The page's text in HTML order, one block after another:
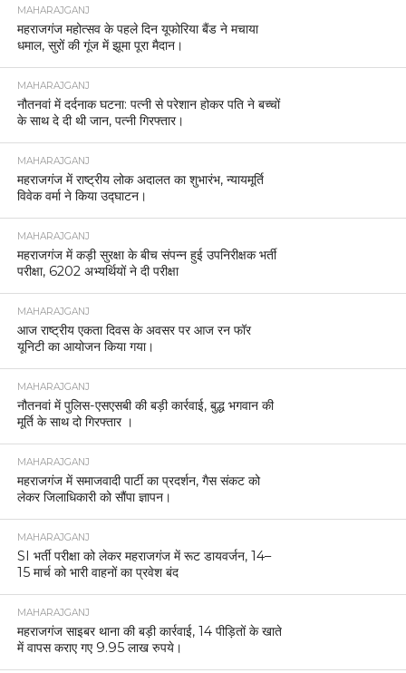
MAHARAJGANJ
महराजगंज महोत्सव के पहले दिन यूफोरिया बैंड ने मचाया
धमाल, सुरों की गूंज में झूमा पूरा मैदान।
MAHARAJGANJ
नौतनवां में दर्दनाक घटना: पत्नी से परेशान होकर पति ने बच्चों
के साथ दे दी थी जान, पत्नी गिरफ्तार।
MAHARAJGANJ
महराजगंज में राष्ट्रीय लोक अदालत का शुभारंभ, न्यायमूर्ति
विवेक वर्मा ने किया उद्घाटन।
MAHARAJGANJ
महराजगंज में कड़ी सुरक्षा के बीच संपन्न हुई उपनिरीक्षक भर्ती
परीक्षा, 6202 अभ्यर्थियों ने दी परीक्षा
MAHARAJGANJ
आज राष्ट्रीय एकता दिवस के अवसर पर आज रन फॉर
यूनिटी का आयोजन किया गया।
MAHARAJGANJ
नौतनवां में पुलिस-एसएसबी की बड़ी कार्रवाई, बुद्ध भगवान की
मूर्ति के साथ दो गिरफ्तार ।
MAHARAJGANJ
महराजगंज में समाजवादी पार्टी का प्रदर्शन, गैस संकट को
लेकर जिलाधिकारी को सौंपा ज्ञापन।
MAHARAJGANJ
SI भर्ती परीक्षा को लेकर महराजगंज में रूट डायवर्जन, 14–
15 मार्च को भारी वाहनों का प्रवेश बंद
MAHARAJGANJ
महराजगंज साइबर थाना की बड़ी कार्रवाई, 14 पीड़ितों के खाते
में वापस कराए गए 9.95 लाख रुपये।